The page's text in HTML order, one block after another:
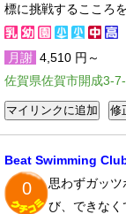
標に挑戦するこころ
月謝 4,510 円～
佐賀県佐賀市開成3-
Beat Swimming
0
思わずガッ
び、できな